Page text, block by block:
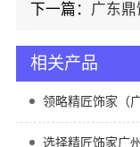
下一篇： 广东鼎饰
相关产品